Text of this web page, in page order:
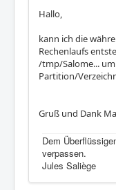
Hallo,
kann ich die
Rechenlaufs
/tmp/Salome...
Partition/
Gruß und Dank
Dem
verpassen.
Jules Saliège